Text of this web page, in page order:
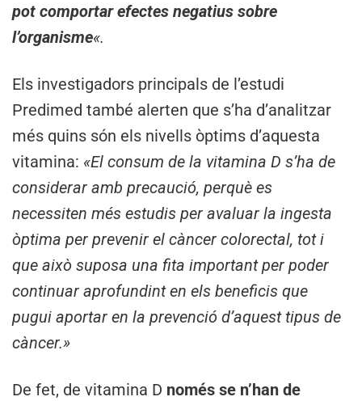
pot comportar efectes negatius sobre
l’organisme«.
Els investigadors principals de l’estudi
Predimed també alerten que s’ha d’analitzar
més quins són els nivells òptims d’aquesta
vitamina: «El consum de la vitamina D s’ha de
considerar amb precaució, perquè es
necessiten més estudis per avaluar la ingesta
òptima per prevenir el càncer colorectal, tot i
que això suposa una fita important per poder
continuar aprofundint en els beneficis que
pugui aportar en la prevenció d’aquest tipus de
càncer.»
De fet, de vitamina D només se n’han de